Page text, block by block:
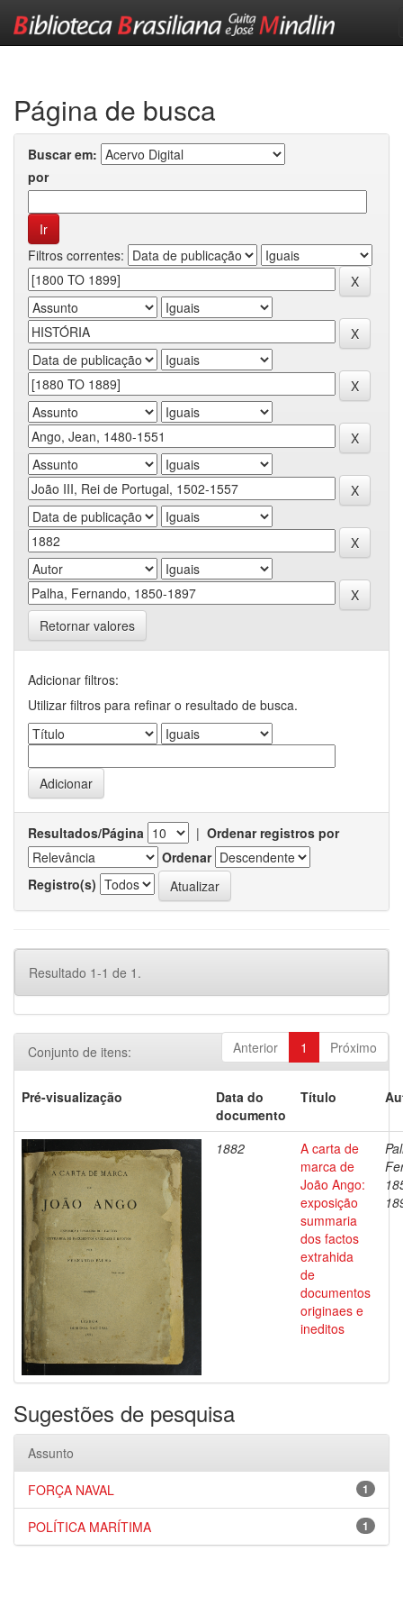
Página de busca
Buscar em:
por
Filtros correntes:
Retornar valores
Adicionar filtros:
Utilizar filtros para refinar o resultado de busca.
Resultados/Página | Ordenar registros por
Ordenar
Registro(s)
Resultado 1-1 de 1.
Anterior 1 Próximo
Conjunto de itens:
Pré-visualização
Data do
documento
Título
1882
A carta de
marca de
João Ango:
exposição
summaria
dos factos
extrahida
de
documentos
originaes e
ineditos
Sugestões de pesquisa
Assunto
1
FORÇA NAVAL
1
POLÍTICA MARÍTIMA